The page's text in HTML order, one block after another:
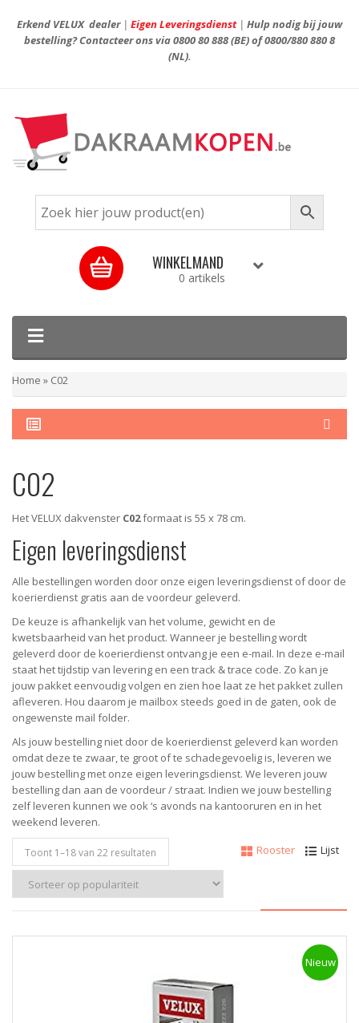
Erkend VELUX dealer| Eigen Leveringsdienst| Hulp nodig bij jouw
bestelling? Contacteer ons via0800 80 888(BE) of0800/880 880 8
(NL).
WINKELMAND
0 artikels
Home » C02
C02
Het VELUX dakvenster C02formaat is 55 x 78 cm.
Eigen leveringsdienst
Alle bestellingen worden door onze eigen leveringsdienst of door de
koerierdienst gratis aan de voordeur geleverd.
De keuze is afhankelijk van het volume, gewicht en de
kwetsbaarheid van het product. Wanneer je bestelling wordt
geleverd door de koerierdienst ontvang je een e-mail. In deze e-mail
staat het tijdstip van levering en een track & trace code. Zo kan je
jouw pakket eenvoudig volgen en zien hoe laat ze het pakket zullen
afleveren. Hou daarom je mailbox steeds goed in de gaten, ook de
ongewenste mail folder.
Als jouw bestelling niet door de koerierdienst geleverd kan worden
omdat deze te zwaar, te groot of te schadegevoelig is, leveren we
jouw bestelling met onze eigen leveringsdienst. We leveren jouw
bestelling dan aan de voordeur / straat. Indien we jouw bestelling
zelf leveren kunnen we ook ‘s avonds na kantooruren en in het
weekend leveren.
Rooster
Lijst
Toont 1–18van 22 resultaten
Nieuw